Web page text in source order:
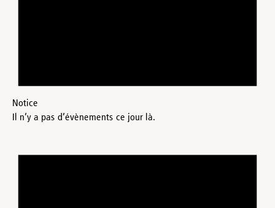
Notice
Il n’y a pas d’évènements ce jour là.